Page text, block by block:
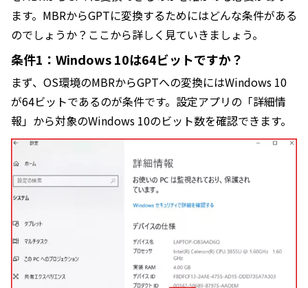
ます。MBRからGPTに変換するためにはどんな条件がある
のでしょうか？ここから詳しく見ていきましょう。
条件1：Windows 10は64ビットですか？
まず、OS環境のMBRからGPTへの変換にはWindows 10
が64ビットであるのが条件です。設定アプリの「詳細情
報」から対象のWindows 10のビット数を確認できます。